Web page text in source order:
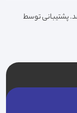
پشتیبانی توسط